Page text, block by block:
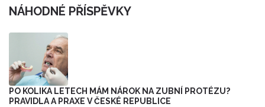
NÁHODNÉ PŘÍSPĚVKY
PO KOLIKA LETECH MÁM NÁROK NA ZUBNÍ PROTÉZU?
PRAVIDLA A PRAXE V ČESKÉ REPUBLICE